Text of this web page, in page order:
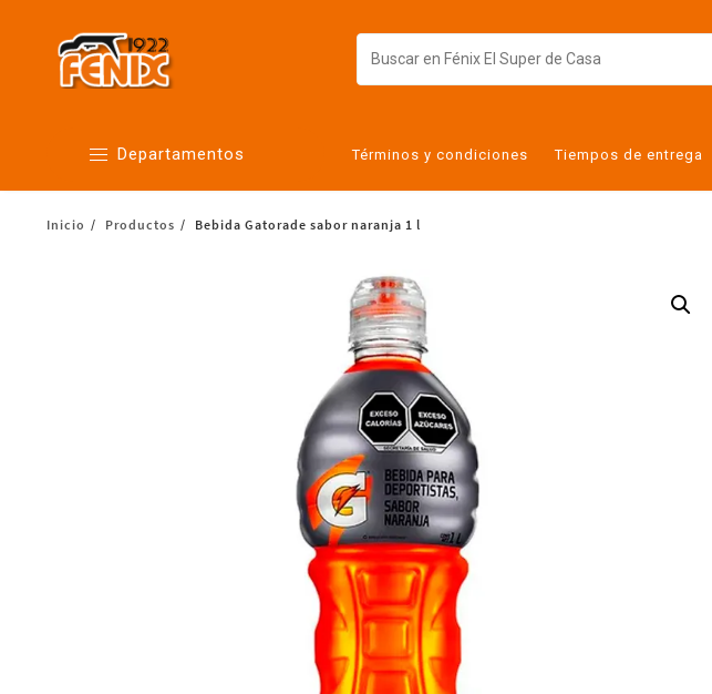
Departamentos
Alimentos
Términos y condiciones Tiempos de entrega
Inicio Productos Bebida Gatorade sabor naranja 1 l